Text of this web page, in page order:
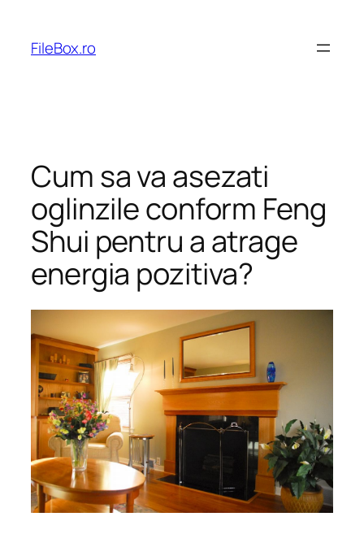
content
FileBox.ro
Cum sa va asezati
oglinzile conform Feng
Shui pentru a atrage
energia pozitiva?